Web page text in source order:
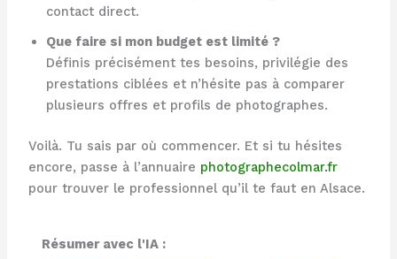
contact direct.
Que faire si mon budget est limité ?
Définis précisément tes besoins, privilégie des
prestations ciblées et n’hésite pas à comparer
plusieurs offres et profils de photographes.
Voilà. Tu sais par où commencer. Et si tu hésites
encore, passe à l’annuaire photographecolmar.fr
pour trouver le professionnel qu’il te faut en Alsace.
Résumer avec l'IA :